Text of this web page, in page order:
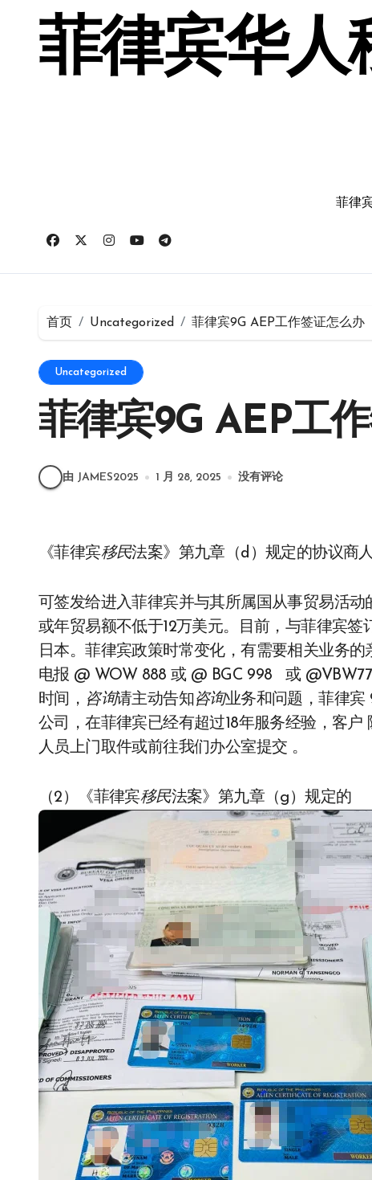
菲律宾华人
菲律
首页 Uncategorized 菲律宾9G AEP工作签证怎么办
Uncategorized
菲律宾9G AEP工
由 JAMES2025 1 月 28, 2025 没有评论
《菲律宾移民法案》第九章（d）规定的协议商
可签发给进入菲律宾并与其所属国从事贸易活动
或年贸易额不低于12万美元。目前，与菲律宾
日本。菲律宾政策时常变化，有需要相关业务的
电报 @ WOW 888 或 @ BGC 998 或
时间， 咨询请主动告知 咨询业务和问题，菲律宾
公司，在菲律宾已经有超过18年服务经验，客
人员上门取件或前往我们办公室提交 。
（2）《菲律宾移民法案》第九章（g）规定的